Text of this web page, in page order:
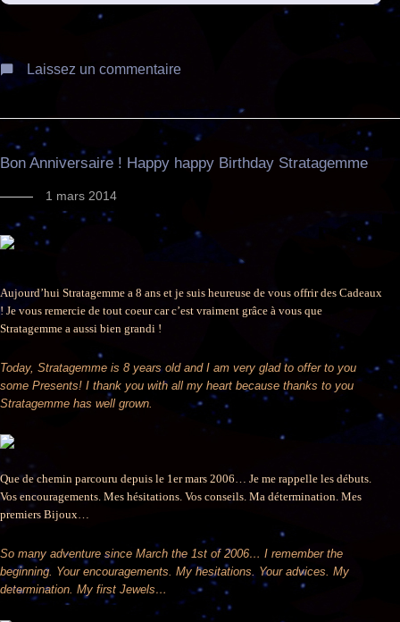
Laissez un commentaire
Bon Anniversaire ! Happy happy Birthday Stratagemme
1 mars 2014
Aujourd’hui Stratagemme a 8 ans et je suis heureuse de vous offrir des Cadeaux
! Je vous remercie de tout coeur car c’est vraiment grâce à vous que
Stratagemme a aussi bien grandi !
Today, Stratagemme is 8 years old and I am very glad to offer to you
some Presents! I thank you with all my heart because thanks to you
Stratagemme has well grown.
Que de chemin parcouru depuis le 1er mars 2006… Je me rappelle les débuts.
Vos encouragements. Mes hésitations. Vos conseils. Ma détermination. Mes
premiers Bijoux…
So many adventure since March the 1st of 2006… I remember the
beginning. Your encouragements. My hesitations. Your advices. My
determination. My first Jewels…